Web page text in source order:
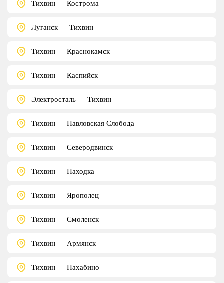
Тихвин — Кострома
Луганск — Тихвин
Тихвин — Краснокамск
Тихвин — Каспийск
Электросталь — Тихвин
Тихвин — Павловская Слобода
Тихвин — Северодвинск
Тихвин — Находка
Тихвин — Ярополец
Тихвин — Смоленск
Тихвин — Армянск
Тихвин — Нахабино